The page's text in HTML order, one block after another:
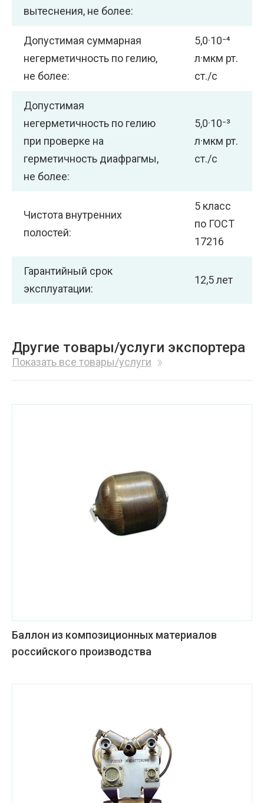
вытеснения, не более:
Допустимая суммарная
негерметичность по гелию,
не более:
5,0·10⁻⁴
л·мкм рт.
ст./с
Допустимая
негерметичность по гелию
при проверке на
герметичность диафрагмы,
не более:
5,0·10⁻³
л·мкм рт.
ст./с
Чистота внутренних
полостей:
5 класс
по ГОСТ
17216
Гарантийный срок
эксплуатации:
12,5 лет
Другие товары/услуги экспортера
Показать все товары/услуги
Баллон из композиционных материалов
российского производства